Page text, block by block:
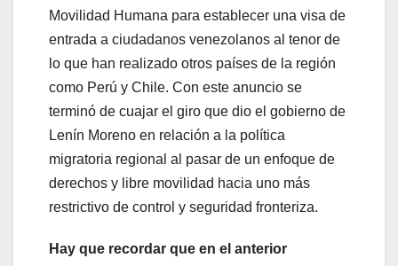
Movilidad Humana para establecer una visa de
entrada a ciudadanos venezolanos al tenor de
lo que han realizado otros países de la región
como Perú y Chile. Con este anuncio se
terminó de cuajar el giro que dio el gobierno de
Lenín Moreno en relación a la política
migratoria regional al pasar de un enfoque de
derechos y libre movilidad hacia uno más
restrictivo de control y seguridad fronteriza.
Hay que recordar que en el anterior